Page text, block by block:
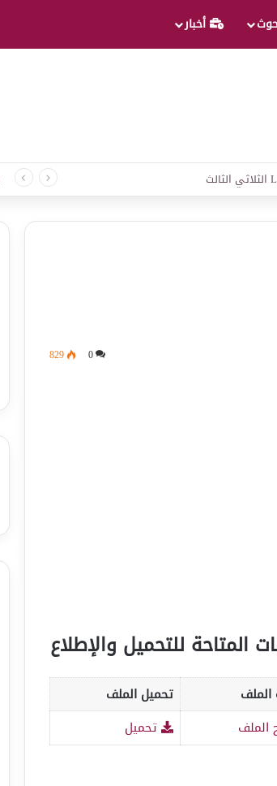
أخبار
0
829
المتاحة للتحميل والإطلاع
الملف
تحميل الملف
الملف تحميل